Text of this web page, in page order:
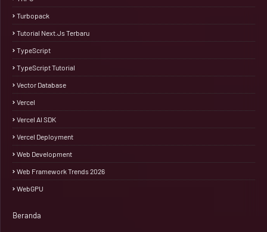
Turbopack
Tutorial Next.js Terbaru
TypeScript
TypeScript Tutorial
Vector Database
Vercel
Vercel AI SDK
Vercel Deployment
Web Development
Web Framework Trends 2026
WebGPU
Beranda